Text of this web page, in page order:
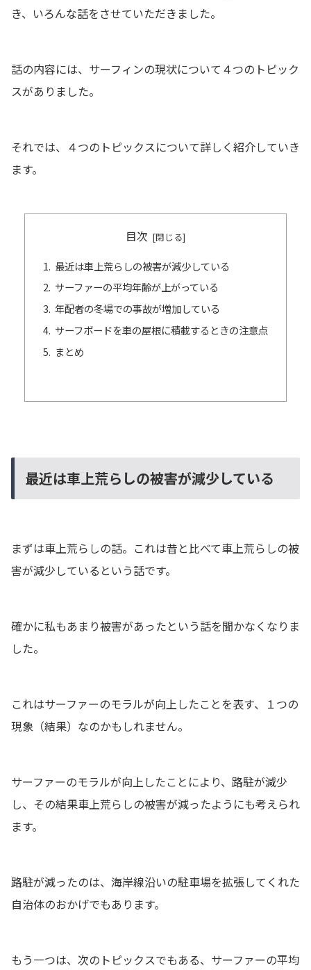
き、いろんな話をさせていただきました。
話の内容には、サーフィンの現状について４つのトピック
スがありました。
それでは、４つのトピックスについて詳しく紹介していき
ます。
目次
最近は車上荒らしの被害が減少している
サーファーの平均年齢が上がっている
年配者の冬場での事故が増加している
サーフボードを車の屋根に積載するときの注意点
まとめ
最近は車上荒らしの被害が減少している
まずは車上荒らしの話。これは昔と比べて車上荒らしの被
害が減少しているという話です。
確かに私もあまり被害があったという話を聞かなくなりま
した。
これはサーファーのモラルが向上したことを表す、１つの
現象（結果）なのかもしれません。
サーファーのモラルが向上したことにより、路駐が減少
し、その結果車上荒らしの被害が減ったようにも考えられ
ます。
路駐が減ったのは、海岸線沿いの駐車場を拡張してくれた
自治体のおかげでもあります。
もう一つは、次のトピックスでもある、サーファーの平均